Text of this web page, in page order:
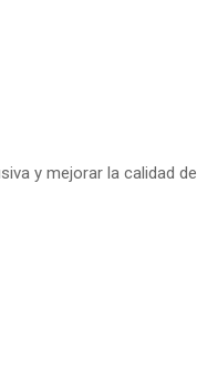
y mejorar la calidad de